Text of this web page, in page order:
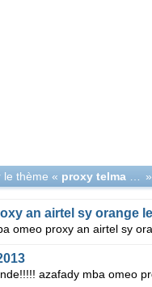
le thème « »